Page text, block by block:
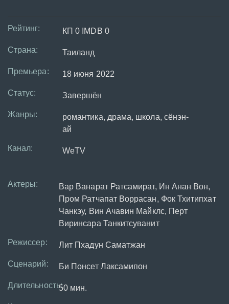
Рейтинг: КП 0 IMDB 0
Страна: Таиланд
Премьера: 18 июня 2022
Статус: Завершён
Жанры:
романтика, драма, школа, сёнэн-
ай
Канал: WeTV
Актеры:
Вар Ванарат Ратсамират, Ин Анан Вон,
Пром Ратчапат Воррасан, Фок Тхитипхат
Чанкэу, Вин Ачавин Майклс, Перт
Виринсара Танкитсуванит
Режиссер: Лит Пхадун Саматжан
Сценарий: Би Понсет Лаксамипон
Длительность:50 мин.